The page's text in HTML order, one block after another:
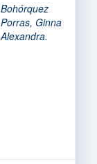
Bohórquez
Porras, Ginna
Alexandra.